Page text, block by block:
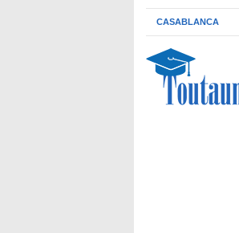
CASABLANCA